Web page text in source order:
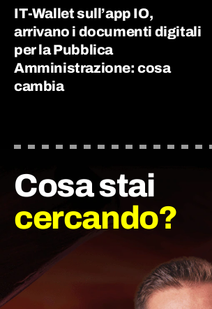
IT-Wallet sull’app IO,
arrivano i documenti digitali
per la Pubblica
Amministrazione: cosa
cambia
Cosa stai
cercando?